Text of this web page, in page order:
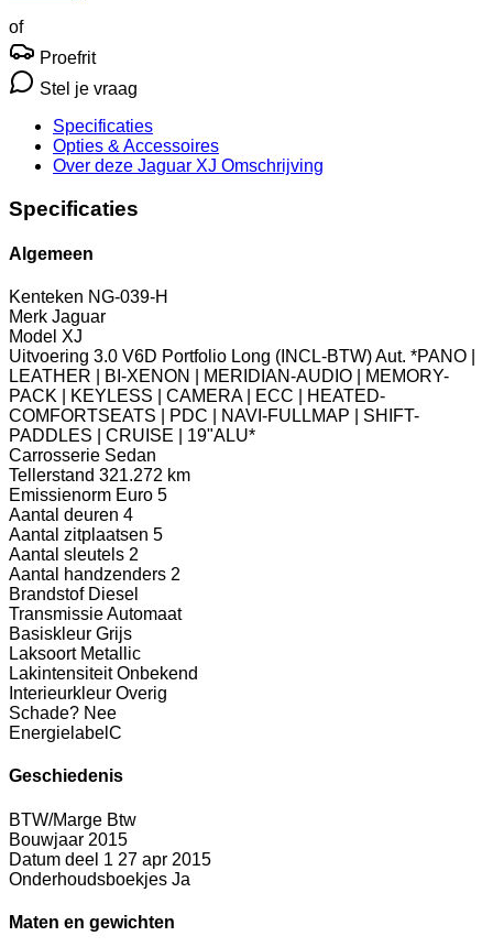
of
Proefrit
Stel je vraag
Specificaties
Opties & Accessoires
Over deze Jaguar XJ Omschrijving
Specificaties
Algemeen
Kenteken NG-039-H
Merk Jaguar
Model XJ
Uitvoering 3.0 V6D Portfolio Long (INCL-BTW) Aut. *PANO |
LEATHER | BI-XENON | MERIDIAN-AUDIO | MEMORY-
PACK | KEYLESS | CAMERA | ECC | HEATED-
COMFORTSEATS | PDC | NAVI-FULLMAP | SHIFT-
PADDLES | CRUISE | 19"ALU*
Carrosserie Sedan
Tellerstand 321.272 km
Emissienorm Euro 5
Aantal deuren 4
Aantal zitplaatsen 5
Aantal sleutels 2
Aantal handzenders 2
Brandstof Diesel
TransmissieAutomaat
Basiskleur Grijs
Laksoort Metallic
Lakintensiteit Onbekend
Interieurkleur Overig
Schade? Nee
Energielabel C
Geschiedenis
BTW/Marge Btw
Bouwjaar 2015
Datum deel 1 27 apr 2015
Onderhoudsboekjes Ja
Maten en gewichten